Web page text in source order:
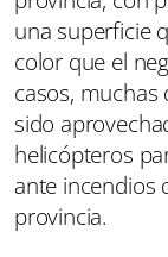
una superficie
color que el
casos, muchas
sido
helicópteros
ante incendios
provincia.